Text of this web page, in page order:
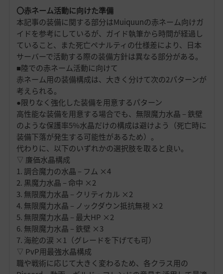
〇赤ネーム活動に向けた準備
本記事の装備に関する部分はMuiquunの赤ネーム向けガ
イドを参考にしているが、ガイド執筆から時間が経過し
ていること、また死亡ペナルティの仕様差により、日本
サーバーで活動する際の装備方針は異なる部分がある。
■陸での赤ネーム活動に向けて
赤ネーム用の装備構成は、大きく分けて次の2パターンが
考えられる。
●限りなく強化した装備を用意するパターン
高性能な装備を用意する場合でも、無限魔力水晶 – 鉄壁
のような保護率5%水晶だけの構成は避けよう（死亡時に
装備下落が発生する可能性があるため）。
代わりに、以下のいずれかの選択肢を取ると良い。
▽ 廉価水晶構成
1. 調合魔力の水晶 – フム ×4
2. 黒魔力水晶 – 命中 ×2
3. 無限魔力水晶 – クリティカル ×2
4. 無限魔力水晶 – ノックダウン抵抗無視 ×2
5. 無限魔力水晶 – 最大HP ×2
6. 無限魔力水晶 – 鉄壁 ×3
7. 海舵の涙 ×1（グレードを下げても可）
▽ PvP用最強水晶構成
職や戦術に応じて大きく変わるため、各クラス用の